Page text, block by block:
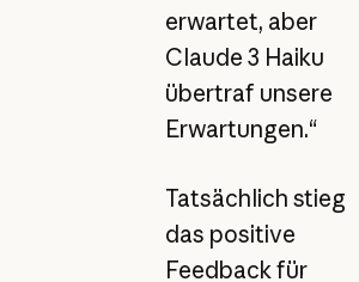
erwartet, aber
Claude 3 Haiku
übertraf unsere
Erwartungen.“
Tatsächlich stieg
das positive
Feedback für